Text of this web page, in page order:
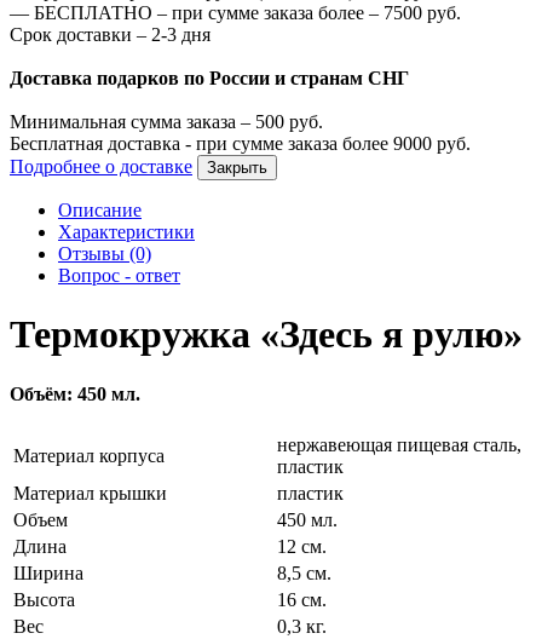
— БЕСПЛАТНО – при сумме заказа более – 7500 руб.
Срок доставки – 2-3 дня
Доставка подарков по России и странам СНГ
Минимальная сумма заказа – 500 руб.
Бесплатная доставка - при сумме заказа более 9000 руб.
Подробнее о доставке
Закрыть
Описание
Характеристики
Отзывы (0)
Вопрос - ответ
Термокружка «Здесь я рулю»
Объём: 450 мл.
Материал корпуса
нержавеющая пищевая сталь,
пластик
Материал крышки
пластик
Объем
450 мл.
Длина
12 см.
Ширина
8,5 см.
Высота
16 см.
Вес
0,3 кг.